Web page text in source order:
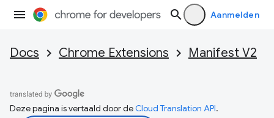
Aanmelden
Docs Chrome Extensions Manifest V2
Deze pagina is vertaald door deCloud Translation API.